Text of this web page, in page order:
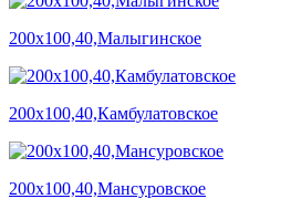
200х100,40,Малыгинское
200х100,40,Камбулатовское
200х100,40,Мансуровское